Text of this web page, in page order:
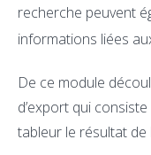
recherche peuvent
informations liées
De ce module
d’export qui
tableur le résultat de